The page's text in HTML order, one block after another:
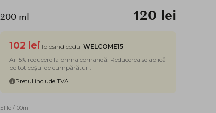
200 ml 120 lei
102 lei folosind codul WELCOME15
Ai 15% reducere la prima comandă. Reducerea se aplică
pe tot coșul de cumpărături.
Pretul include TVA
51 lei/100ml